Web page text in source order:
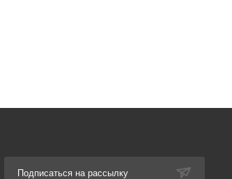
Подписаться на рассылку